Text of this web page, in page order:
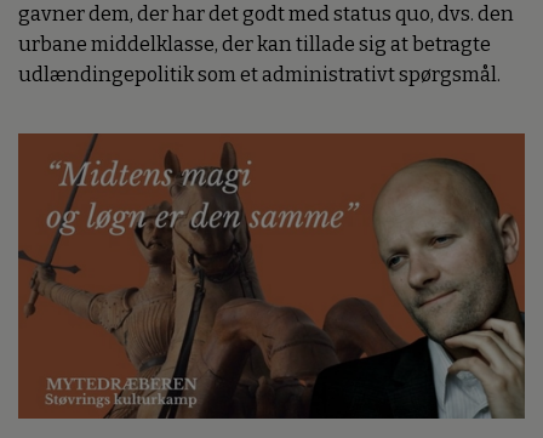
gavner dem, der har det godt med status quo, dvs. den
urbane middelklasse, der kan tillade sig at betragte
udlændingepolitik som et administrativt spørgsmål.